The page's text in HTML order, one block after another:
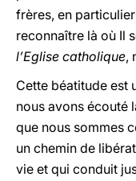
frères, en
reconnaître là où Il
l’Eglise catholique,
Cette béatitude est
nous avons écouté
que nous sommes
un chemin de
vie et qui conduit